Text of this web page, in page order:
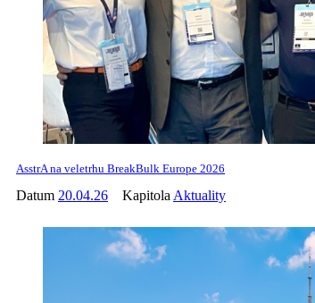
AsstrA na veletrhu BreakBulk Europe 2026
Datum 20.04.26 Kapitola Aktuality